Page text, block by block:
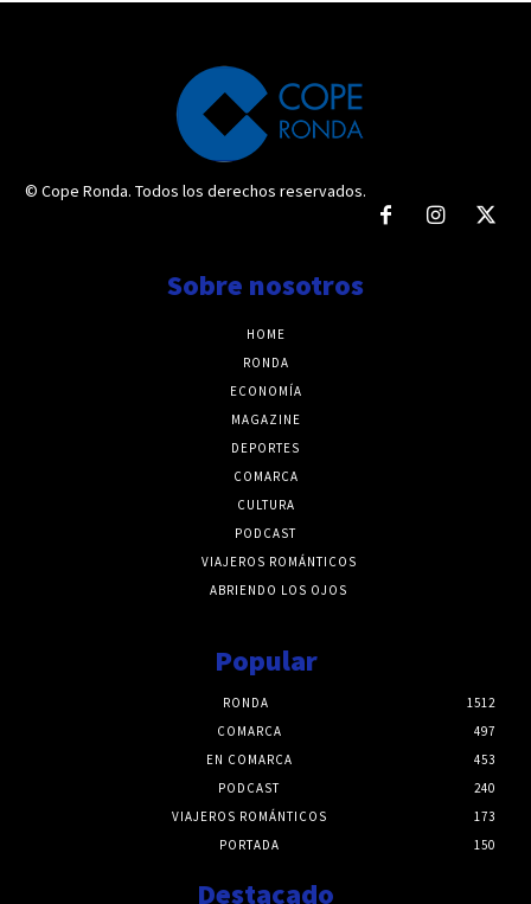
© Cope Ronda. Todos los derechos reservados.
Sobre nosotros
HOME
RONDA
ECONOMÍA
MAGAZINE
DEPORTES
COMARCA
CULTURA
PODCAST
VIAJEROS ROMÁNTICOS
ABRIENDO LOS OJOS
Popular
RONDA
1512
COMARCA
497
EN COMARCA
453
PODCAST
240
VIAJEROS ROMÁNTICOS
173
PORTADA
150
Destacado